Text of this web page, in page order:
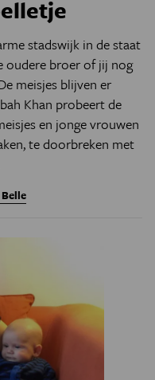
stadswijk in de staat
oudere broer of jij nog
meisjes blijven er
Khan probeert de
en jonge vrouwen
te doorbreken met